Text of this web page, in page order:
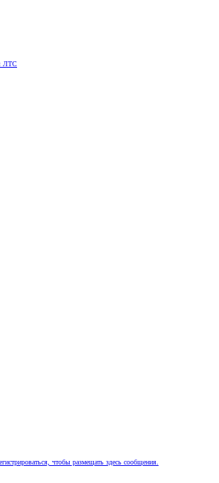
ЛТС
чтобы размещать здесь сообщения.